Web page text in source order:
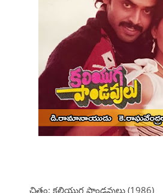
చిత్రం: కలియుగ పాండవులు (1986)